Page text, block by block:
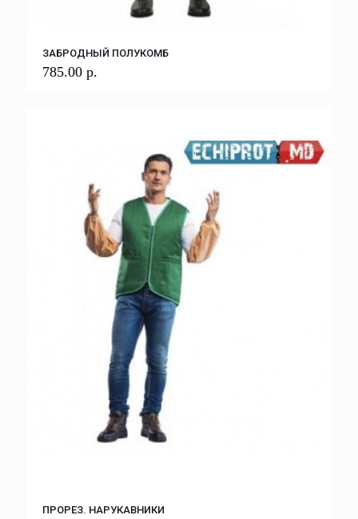
ЗАБРОДНЫЙ ПОЛУКОМБ
785.00 р.
ПРОРЕЗ. НАРУКАВНИКИ